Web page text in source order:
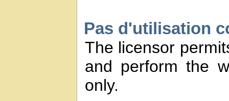
Pas d'utilisation
The licensor
and perform the
only.